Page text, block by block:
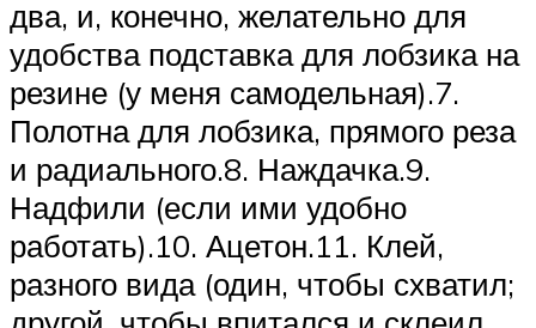
два, и, конечно, желательно для
удобства подставка для лобзика на
резине (у меня самодельная).7.
Полотна для лобзика, прямого реза
и радиального.8. Наждачка.9.
Надфили (если ими удобно
работать).10. Ацетон.11. Клей,
разного вида (один, чтобы схватил;